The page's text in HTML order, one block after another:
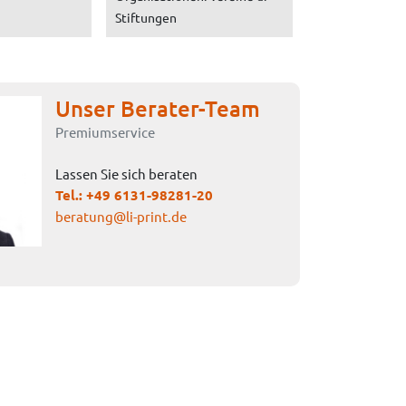
Stiftungen
Unser Berater-Team
Premiumservice
Lassen Sie sich beraten
Tel.: +49 6131-98281-20
beratung@li-print.de